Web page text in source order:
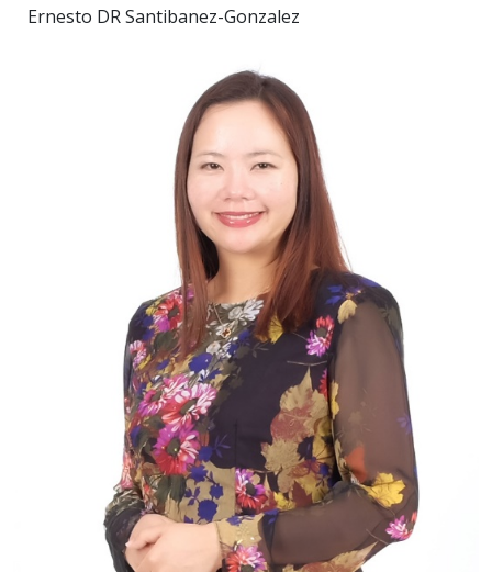
Ernesto DR Santibanez-Gonzalez